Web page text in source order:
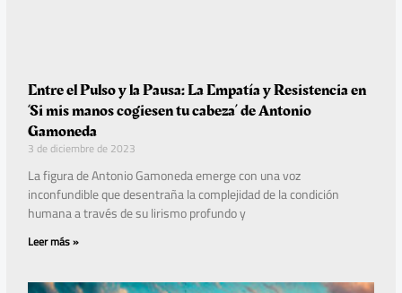
Entre el Pulso y la Pausa: La Empatía y Resistencia en
‘Si mis manos cogiesen tu cabeza’ de Antonio
Gamoneda
3 de diciembre de 2023
La figura de Antonio Gamoneda emerge con una voz
inconfundible que desentraña la complejidad de la condición
humana a través de su lirismo profundo y
Leer más »